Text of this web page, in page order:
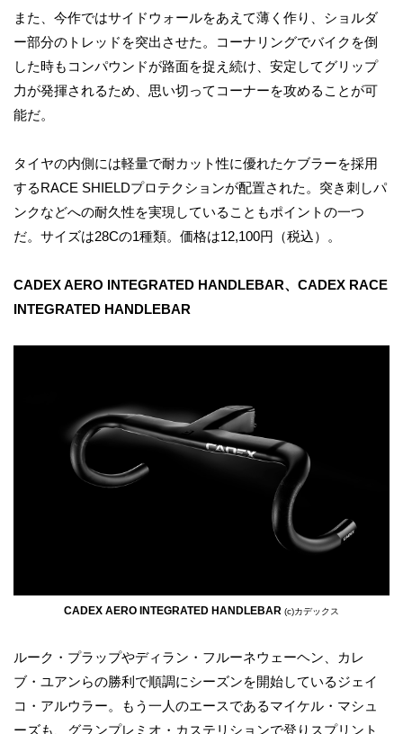
また、今作ではサイドウォールをあえて薄く作り、ショルダ
ー部分のトレッドを突出させた。コーナリングでバイクを倒
した時もコンパウンドが路面を捉え続け、安定してグリップ
力が発揮されるため、思い切ってコーナーを攻めることが可
能だ。
タイヤの内側には軽量で耐カット性に優れたケブラーを採用
するRACE SHIELDプロテクションが配置された。突き刺しパ
ンクなどへの耐久性を実現していることもポイントの一つ
だ。サイズは28Cの1種類。価格は12,100円（税込）。
CADEX AERO INTEGRATED HANDLEBAR、CADEX RACE
INTEGRATED HANDLEBAR
CADEX AERO INTEGRATED HANDLEBAR (c)カデックス
ルーク・プラップやディラン・フルーネウェーヘン、カレ
ブ・ユアンらの勝利で順調にシーズンを開始しているジェイ
コ・アルウラー。もう一人のエースであるマイケル・マシュ
ーズも、グランプレミオ・カステリションで登りスプリント